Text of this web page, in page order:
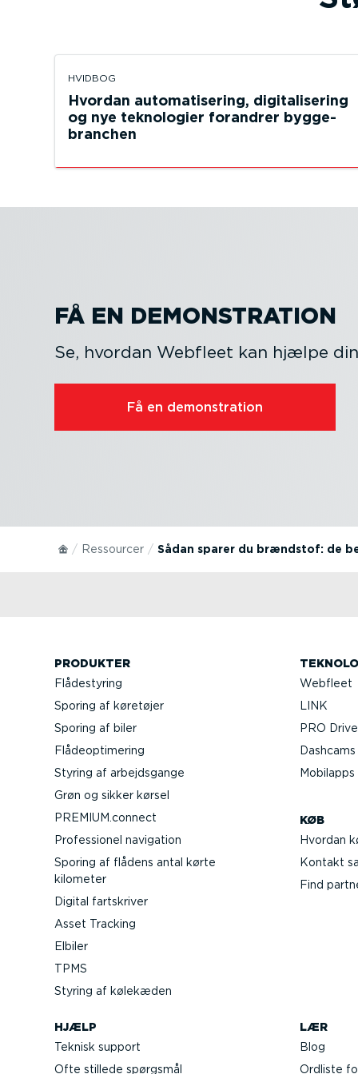
HVIDBOG
Hvordan automa­ti­sering, digita­li­sering
og nye teknologier forandrer bygge­
branchen
FÅ EN DEMON­STRATION
Se, hvordan Webfleet kan hjælpe
Få en demon­stration
Ressourcer Sådan sparer du brændstof: de
PRODUKTER
Flådestyring
Sporing af køretøjer
Sporing af biler
Flåde­op­ti­mering
Styring af arbejds­gange
Grøn og sikker kørsel
PREMIUM.connect
Profes­sionel navigation
Sporing af flådens antal kørte
kilometer
Digital fartskriver
Asset Tracking
Elbiler
TPMS
Styring af kølekæden
Webfleet
LINK
PRO
Mobilapps
KØB
Hvordan
Kontakt
Find
HJÆLP
Teknisk support
Ofte stillede spørgsmål
LÆR
Blog
Ordliste